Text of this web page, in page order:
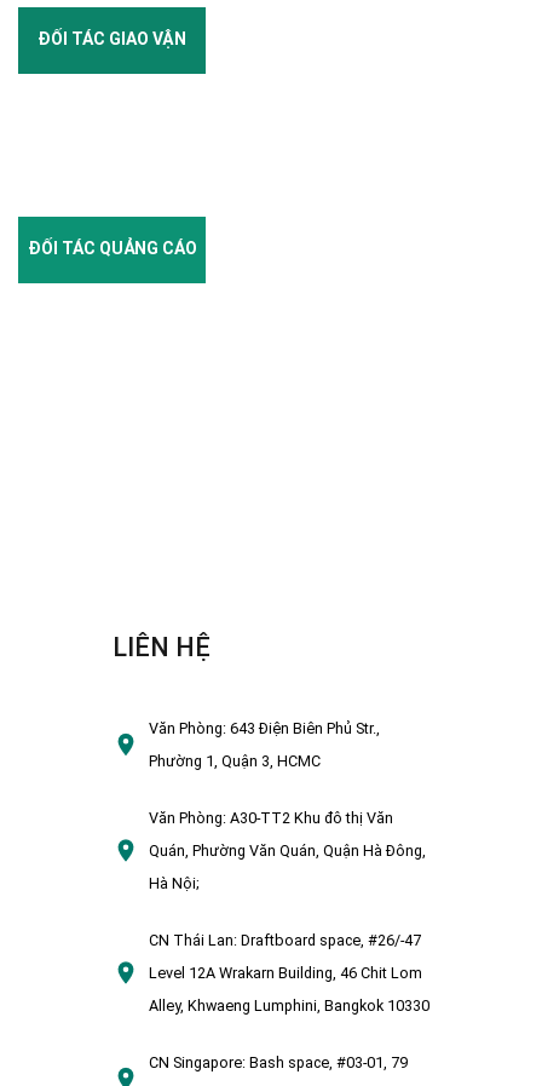
ĐỐI TÁC GIAO VẬN
ĐỐI TÁC QUẢNG CÁO
LIÊN HỆ
Văn Phòng:643 Điện Biên Phủ Str.,
Phường 1, Quận 3, HCMC
Văn Phòng:A30-TT2 Khu đô thị Văn
Quán, Phường Văn Quán, Quận Hà Đông,
Hà Nội;
CN Thái Lan: Draftboard space, #26/-47
Level 12A Wrakarn Building, 46 Chit Lom
Alley, Khwaeng Lumphini, Bangkok 10330
CN Singapore: Bash space, #03-01, 79